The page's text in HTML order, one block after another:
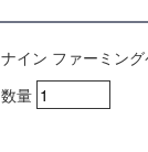
ナイン ファーミン
数量